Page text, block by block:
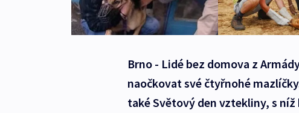
Brno - Lidé bez domova z
naočkovat své čtyřnohé
také Světový den vztekliny, s